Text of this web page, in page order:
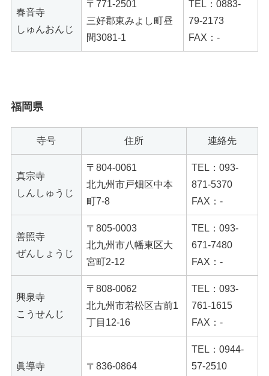
春音寺
しゅんおんじ
〒771-2501
三好郡東みよし町昼
間3081-1
TEL：0883-
79-2173
FAX：-
福岡県
寺号 住所 連絡先
真宗寺
しんしゅうじ
〒804-0061
北九州市戸畑区中本
町7-8
TEL：093-
871-5370
FAX：-
善照寺
ぜんしょうじ
〒805-0003
北九州市八幡東区大
宮町2-12
TEL：093-
671-7480
FAX：-
興泉寺
こうせんじ
〒808-0062
北九州市若松区古前1
丁目12-16
TEL：093-
761-1615
FAX：-
眞導寺
〒836-0864
TEL：0944-
57-2510